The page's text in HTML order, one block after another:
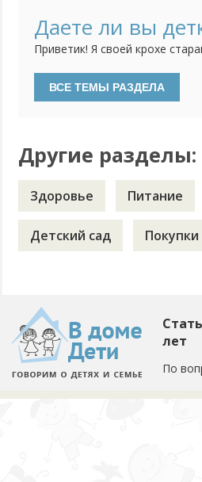
молоке, ооочень редко
вообще не в какую, творог -
Даете ли вы
Приветик! Я своей крохе
"добра" наесться))) А вот,
ей в 6 мес. малину давала, в
Другие разделы:
Здоровье Питание
Детский сад Покупки
лет
По